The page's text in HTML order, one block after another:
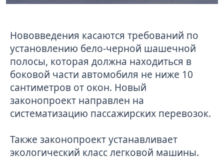
Нововведения касаются требований по
установлению бело-черной шашечной
полосы, которая должна находиться в
боковой части автомобиля не ниже 10
сантиметров от окон. Новый
законопроект направлен на
систематизацию пассажирских перевозок.
Также законопроект устанавливает
экологический класс легковой машины.